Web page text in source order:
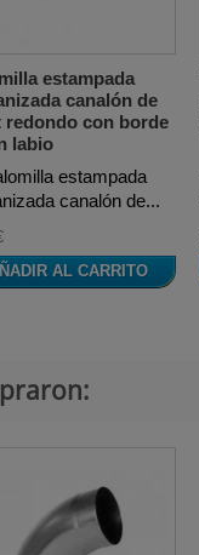
estampada
canalón de
redondo con borde
labio
estampada
canalón de...
AL CARRITO